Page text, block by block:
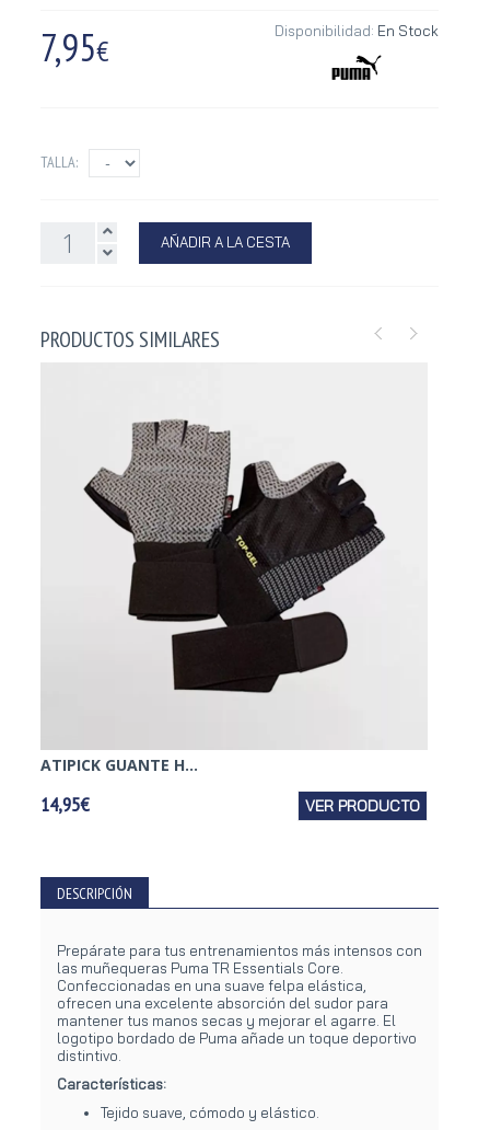
7,95€
Disponibilidad: En Stock
TALLA:
AÑADIR A LA CESTA
PRODUCTOS SIMILARES
ATIPICK GUANTE H...
14,95€ VER PRODUCTO
DESCRIPCIÓN
Prepárate para tus entrenamientos más intensos con
las muñequeras Puma TR Essentials Core.
Confeccionadas en una suave felpa elástica,
ofrecen una excelente absorción del sudor para
mantener tus manos secas y mejorar el agarre. El
logotipo bordado de Puma añade un toque deportivo
distintivo.
Características:
Tejido suave, cómodo y elástico.